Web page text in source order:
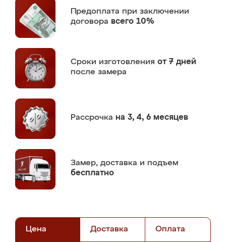
Предоплата при заключении
договора всего 10%
Сроки изготовления от 7 дней
после замера
Рассрочка на 3, 4, 6 месяцев
Замер, доставка и подъем
бесплатно
Цена Доставка Оплата